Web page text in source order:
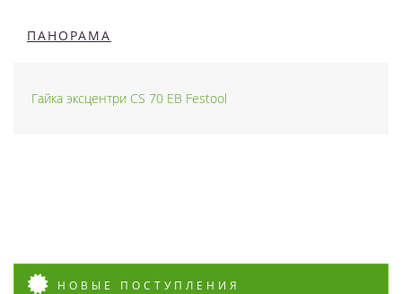
ПАНОРАМА
Гайка эксцентри CS 70 EB Festool
НОВЫЕ ПОСТУПЛЕНИЯ